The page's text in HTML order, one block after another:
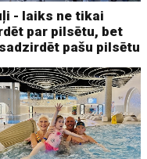
- laiks ne tikai
par pilsētu, bet
pašu pilsētu